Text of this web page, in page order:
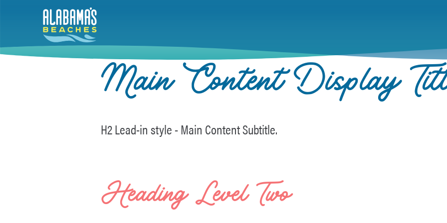
content
Main Content Display
H2 Lead-in style - Main Content Subtitle.
Heading Level Two